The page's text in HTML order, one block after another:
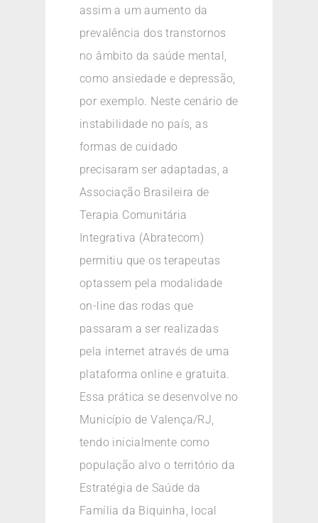
assim a um aumento da
prevalência dos transtornos
no âmbito da saúde mental,
como ansiedade e depressão,
por exemplo. Neste cenário de
instabilidade no país, as
formas de cuidado
precisaram ser adaptadas, a
Associação Brasileira de
Terapia Comunitária
Integrativa (Abratecom)
permitiu que os terapeutas
optassem pela modalidade
on-line das rodas que
passaram a ser realizadas
pela internet através de uma
plataforma online e gratuita.
Essa prática se desenvolve no
Município de Valença/RJ,
tendo inicialmente como
população alvo o território da
Estratégia de Saúde da
Família da Biquinha, local